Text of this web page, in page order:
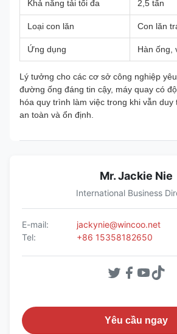
Khả năng tải tối đa 2,5 tấn
Loại con lăn Con lăn
Ứng dụng Hàn ống,
Lý tưởng cho các cơ sở công nghiệp
đường ống đáng tin cậy, máy quay có
hóa quy trình làm việc trong khi vẫn duy
an toàn và ổn định.
Mr. Jackie Nie
International Business
E-mail:
jackynie@wincoo.net
Tel:
+86 15358182650
Yêu cầu ngay